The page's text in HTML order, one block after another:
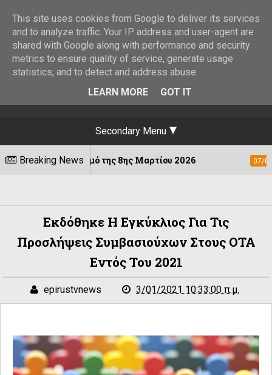
Secondary Menu
Breaking News
της 8ης Μαρτίου 2026 07/08/2026
Εκδόθηκε Η Εγκύκλιος Για Τις
Προσλήψεις Συμβασιούχων Στους ΟΤΑ
Εντός Του 2021
epirustvnews 3/01/2021 10:33:00 π.μ.
This site uses cookies from Google to deliver its services
and to analyze traffic. Your IP address and user-agent are
shared with Google along with performance and security
metrics to ensure quality of service, generate usage
statistics, and to detect and address abuse.
LEARN MORE
GOT IT